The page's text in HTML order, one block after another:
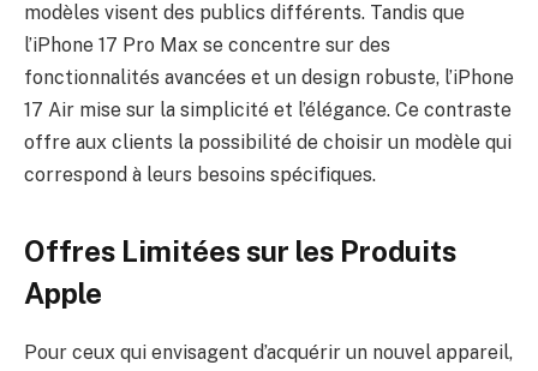
modèles visent des publics différents. Tandis que
l’iPhone 17 Pro Max se concentre sur des
fonctionnalités avancées et un design robuste, l’iPhone
17 Air mise sur la simplicité et l’élégance. Ce contraste
offre aux clients la possibilité de choisir un modèle qui
correspond à leurs besoins spécifiques.
Offres Limitées sur les Produits
Apple
Pour ceux qui envisagent d’acquérir un nouvel appareil,